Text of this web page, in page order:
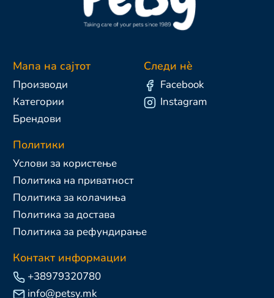
Мапа на сајтот
Производи
Категории
Брендови
Политики
Услови за користење
Политика на приватност
Политика за колачиња
Политика за достава
Политика за рефундирање
Контакт информации
+38979320780
info@petsy.mk
Следи нè
Facebook
Instagram